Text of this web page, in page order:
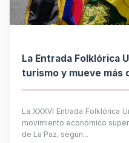
La Entrada Folklórica
turismo y mueve más
La XXXVI Entrada Folklórica
movimiento económico
de La Paz, según...